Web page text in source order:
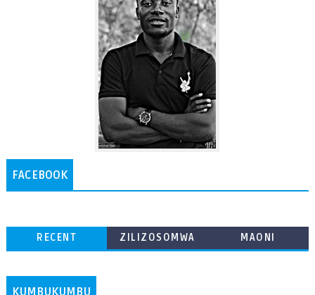
FACEBOOK
RECENT
ZILIZOSOMWA
MAONI
KUMBUKUMBU